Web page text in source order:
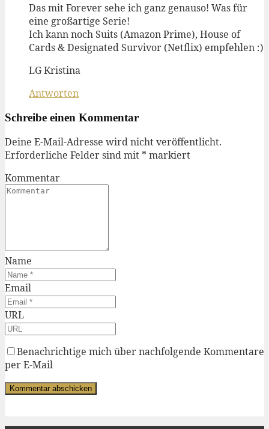
Das mit Forever sehe ich ganz genauso! Was für
eine großartige Serie!
Ich kann noch Suits (Amazon Prime), House of
Cards & Designated Survivor (Netflix) empfehlen :)
LG Kristina
Antworten
Schreibe einen Kommentar
Deine E-Mail-Adresse wird nicht veröffentlicht.
Erforderliche Felder sind mit * markiert
Kommentar
Name
Email
URL
Benachrichtige mich über nachfolgende Kommentare
per E-Mail